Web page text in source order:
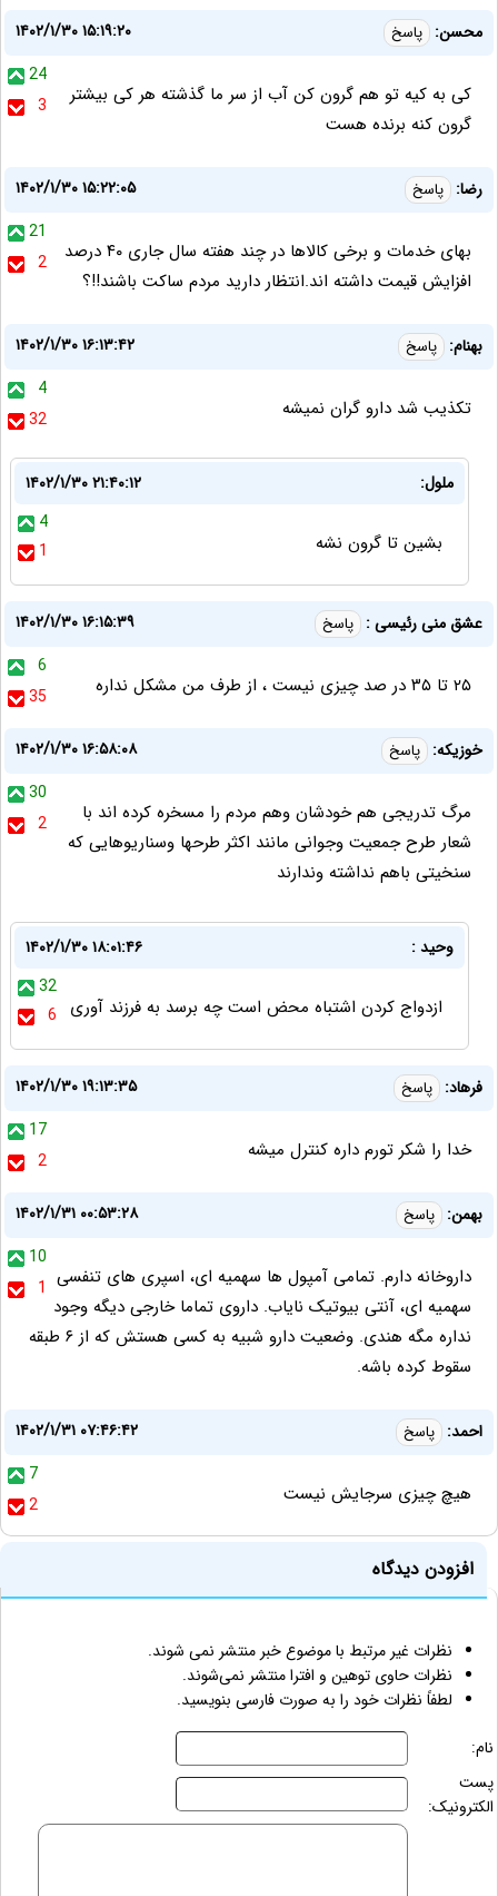
محسن: پاسخ
۱۴۰۲/۱/۳۰ ۱۵:۱۹:۲۰
24
3
کی به کیه تو هم گرون کن آب از سر ما گذشته هر کی بیشتر
گرون کنه برنده هست
رضا: پاسخ
۱۴۰۲/۱/۳۰ ۱۵:۲۲:۰۵
21
2
بهای خدمات و برخی کالاها در چند هفته سال جاری ۴۰ درصد
افزایش قیمت داشته اند.انتظار دارید مردم ساکت باشند!!؟
بهنام: پاسخ
۱۴۰۲/۱/۳۰ ۱۶:۱۳:۴۲
4
32
تکذیب شد دارو گران نمیشه
ملول:
۱۴۰۲/۱/۳۰ ۲۱:۴۰:۱۲
4
1
بشین تا گرون نشه
عشق منی رئیسی : پاسخ
۱۴۰۲/۱/۳۰ ۱۶:۱۵:۳۹
6
35
۲۵ تا ۳۵ در صد چیزی نیست ، از طرف من مشکل نداره
خوزیکه: پاسخ
۱۴۰۲/۱/۳۰ ۱۶:۵۸:۰۸
30
2
مرگ تدریجی هم خودشان وهم مردم را مسخره کرده اند با
شعار طرح جمعیت وجوانی مانند اکثر طرحها وسناریوهایی که
سنخیتی باهم نداشته وندارند
وحید :
۱۴۰۲/۱/۳۰ ۱۸:۰۱:۴۶
32
6
ازدواج کردن اشتباه محض است چه برسد به فرزند آوری
فرهاد: پاسخ
۱۴۰۲/۱/۳۰ ۱۹:۱۳:۳۵
17
2
خدا را شکر تورم داره کنترل میشه
بهمن: پاسخ
۱۴۰۲/۱/۳۱ ۰۰:۵۳:۲۸
10
1 داروخانه دارم. تمامی آمپول ها سهمیه ای، اسپری های تنفسی
سهمیه ای، آنتی بیوتیک نایاب. داروی تماما خارجی دیگه وجود
نداره مگه هندی. وضعیت دارو شبیه به کسی هستش که از ۶ طبقه
سقوط کرده باشه.
احمد: پاسخ
۱۴۰۲/۱/۳۱ ۰۷:۴۶:۴۲
7
2
هیچ چیزی سرجایش نیست
افزودن دیدگاه
نظرات غیر مرتبط با موضوع خبر منتشر نمی شوند.
نظرات حاوی توهین و افترا منتشر نمی‌شوند.
لطفاً نظرات خود را به صورت فارسی بنویسید.
نام:
پست
الکترونیک: